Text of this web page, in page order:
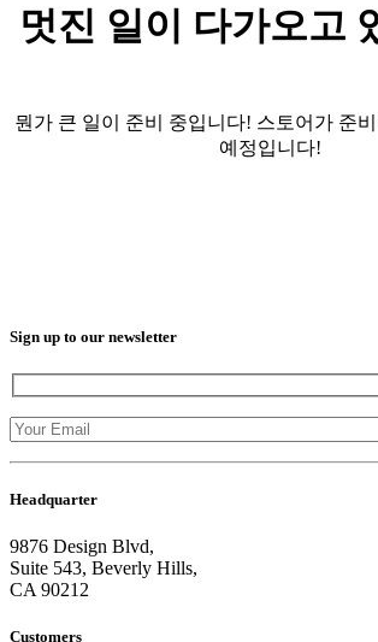
멋진 일이 다가오고
뭔가 큰 일이 준비 중입니다! 스토어가 준
예정입니다!
Sign up to our newsletter
Headquarter
9876 Design Blvd,
Suite 543, Beverly Hills,
CA 90212
Customers